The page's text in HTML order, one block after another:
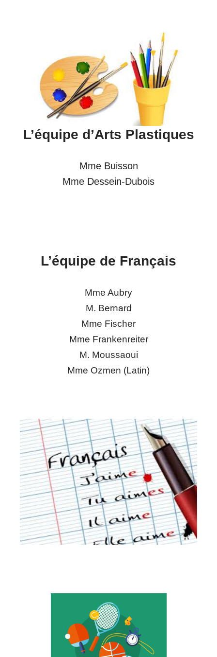
L’équipe d’Arts Plastiques
Mme Buisson
Mme Dessein-Dubois
L’équipe de Français
Mme Aubry
M. Bernard
Mme Fischer
Mme Frankenreiter
M. Moussaoui
Mme Ozmen (Latin)